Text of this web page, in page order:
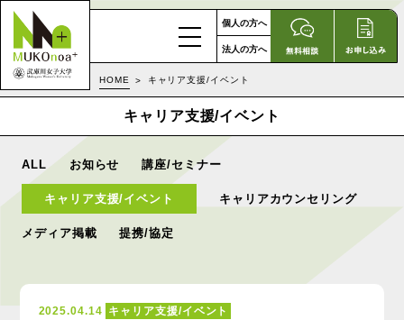
個人の方へ
法人の方へ
HOME キャリア支援/イベント
キャリア支援/イベント
ALL お知らせ 講座/セミナー
キャリア支援/イベント キャリアカウンセリング
メディア掲載 提携/協定
2025.04.14 キャリア支援/イベント